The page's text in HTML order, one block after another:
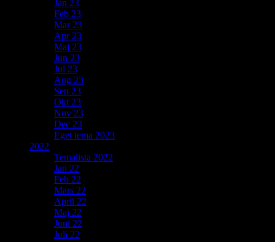
Jan 23
Feb 23
Mar 23
Apr 23
Maj 23
Jun 23
Jul 23
Aug 23
Sep 23
Okt 23
Nov 23
Dec 23
Eget tema 2023
2022
Temalista 2022
Jan 22
Feb 22
Mars 22
April 22
Maj 22
Juni 22
Juli 22